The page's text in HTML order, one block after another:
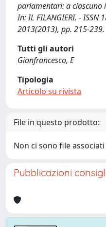
parlamentari: a ciascuno
In: IL FILANGIERI. - ISSN
2013(2013), pp. 215-239.
Tutti gli autori
Gianfrancesco, E
Tipologia
Articolo su rivista
File in questo prodotto:
Non ci sono file
Pubblicazioni